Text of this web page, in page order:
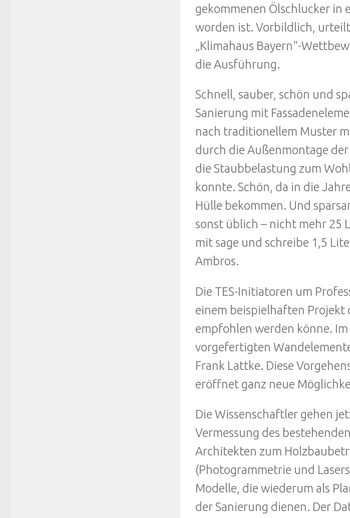
gekommenen Ölschlucker in
worden ist. Vorbildlich,
„Klimahaus Bayern“-
die Ausführung.
Schnell, sauber, schön und
Sanierung mit
nach traditionellem Muster
durch die Außenmontage
die Staubbelastung zum
konnte. Schön, da in die
Hülle bekommen. Und
sonst üblich – nicht mehr 25
mit sage und schreibe 1,5
Ambros.
Die TES-Initiatoren um
einem beispielhaften Projekt
empfohlen werden könne.
vorgefertigten
Frank Lattke. Diese
eröffnet ganz neue
Die Wissenschaftler gehen
Vermessung des
Architekten zum
(Photogrammetrie und
Modelle, die wiederum als
der Sanierung dienen. Der